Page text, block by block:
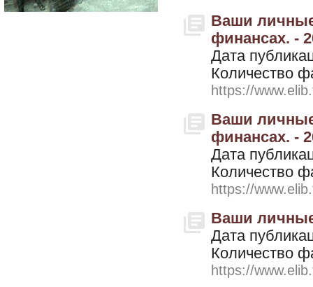
Ваши
финансах. -
Дата
Количество
https://
Ваши
финансах. -
Дата
Количество
https://
Ваши
Дата
Количество
https://